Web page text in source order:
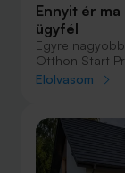
Ennyit ér
ügyfél
Egyre
Otthon Start
ahol összesen
nagyobb
Elolvasom